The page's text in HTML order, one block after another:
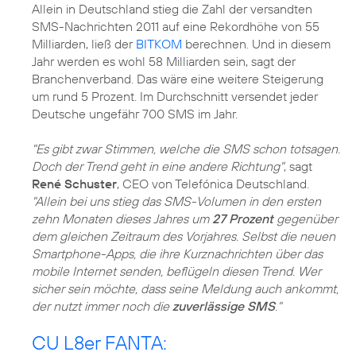
Allein in Deutschland stieg die Zahl der versandten
SMS-Nachrichten 2011 auf eine Rekordhöhe von 55
Milliarden, ließ der BITKOM berechnen. Und in diesem
Jahr werden es wohl 58 Milliarden sein, sagt der
Branchenverband. Das wäre eine weitere Steigerung
um rund 5 Prozent. Im Durchschnitt versendet jeder
Deutsche ungefähr 700 SMS im Jahr.
"Es gibt zwar Stimmen, welche die SMS schon totsagen.
Doch der Trend geht in eine andere Richtung", sagt
René Schuster, CEO von Telefónica Deutschland.
"Allein bei uns stieg das SMS-Volumen in den ersten
zehn Monaten dieses Jahres um 27 Prozentgegenüber
dem gleichen Zeitraum des Vorjahres. Selbst die neuen
Smartphone-Apps, die ihre Kurznachrichten über das
mobile Internet senden, beflügeln diesen Trend. Wer
sicher sein möchte, dass seine Meldung auch ankommt,
der nutzt immer noch diezuverlässige SMS."
CU L8er FANTA: